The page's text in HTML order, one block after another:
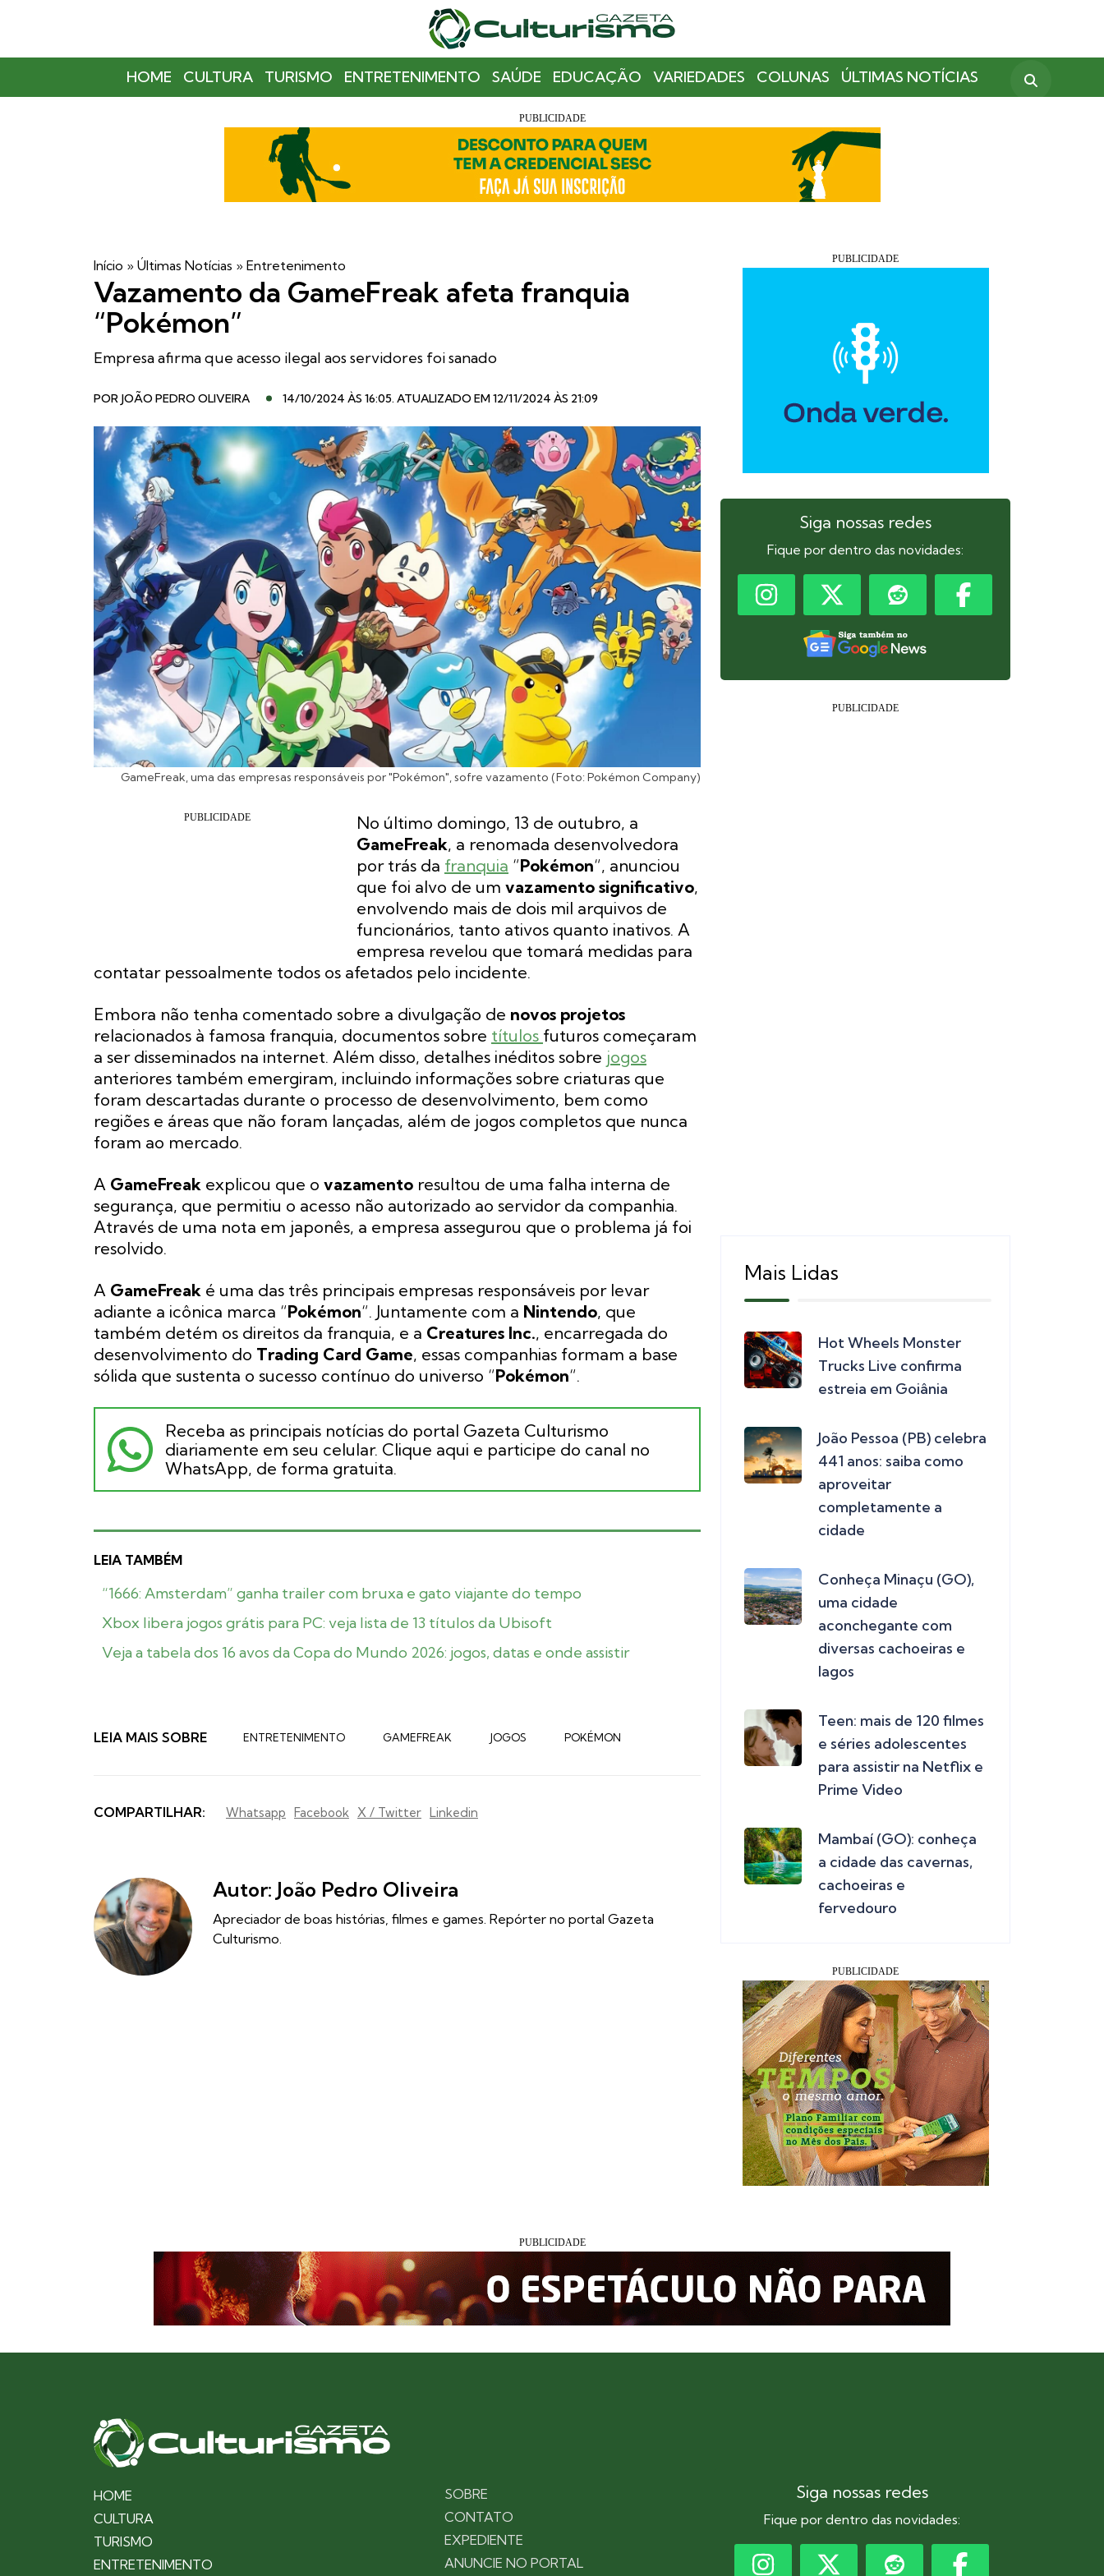
HOME CULTURA TURISMO ENTRETENIMENTO SAÚDE EDUCAÇÃO VARIEDADES COLUNAS ÚLTIMAS NOTÍCIAS
Início » Últimas Notícias » Entretenimento
Vazamento da GameFreak afeta franquia
“Pokémon”
Empresa afirma que acesso ilegal aos servidores foi sanado
POR JOÃO PEDRO OLIVEIRA 14/10/2024 ÀS 16:05. ATUALIZADO EM 12/11/2024 ÀS 21:09
GameFreak, uma das empresas responsáveis por "Pokémon", sofre vazamento (Foto: Pokémon Company)
No último domingo, 13 de outubro, a
GameFreak, a renomada desenvolvedora
por trás da franquia “Pokémon“, anunciou
que foi alvo de um vazamento significativo,
envolvendo mais de dois mil arquivos de
funcionários, tanto ativos quanto inativos. A
empresa revelou que tomará medidas para
contatar pessoalmente todos os afetados pelo incidente.
Embora não tenha comentado sobre a divulgação de novos projetos
relacionados à famosa franquia, documentos sobre títulos futuros começaram
a ser disseminados na internet. Além disso, detalhes inéditos sobre jogos
anteriores também emergiram, incluindo informações sobre criaturas que
foram descartadas durante o processo de desenvolvimento, bem como
regiões e áreas que não foram lançadas, além de jogos completos que nunca
foram ao mercado.
A GameFreak explicou que o vazamento resultou de uma falha interna de
segurança, que permitiu o acesso não autorizado ao servidor da companhia.
Através de uma nota em japonês, a empresa assegurou que o problema já foi
resolvido.
A GameFreak é uma das três principais empresas responsáveis por levar
adiante a icônica marca “Pokémon“. Juntamente com a Nintendo, que
também detém os direitos da franquia, e a Creatures Inc., encarregada do
desenvolvimento do Trading Card Game, essas companhias formam a base
sólida que sustenta o sucesso contínuo do universo “Pokémon“.
Receba as principais notícias do portal Gazeta Culturismo
diariamente em seu celular. Clique aqui e participe do canal no
WhatsApp, de forma gratuita.
LEIA TAMBÉM
“1666: Amsterdam” ganha trailer com bruxa e gato viajante do tempo
Xbox libera jogos grátis para PC: veja lista de 13 títulos da Ubisoft
Veja a tabela dos 16 avos da Copa do Mundo 2026: jogos, datas e onde assistir
LEIA MAIS SOBRE ENTRETENIMENTO GAMEFREAK JOGOS POKÉMON
COMPARTILHAR: Whatsapp Facebook X / Twitter Linkedin
Autor: João Pedro Oliveira
Apreciador de boas histórias, filmes e games. Repórter no portal Gazeta
Culturismo.
Siga nossas redes
Fique por dentro das novidades:
Mais Lidas
Hot Wheels Monster
Trucks Live confirma
estreia em Goiânia
João Pessoa (PB) celebra
441 anos: saiba como
aproveitar
completamente a
cidade
Conheça Minaçu (GO),
uma cidade
aconchegante com
diversas cachoeiras e
lagos
Teen: mais de 120 filmes
e séries adolescentes
para assistir na Netflix e
Prime Video
Mambaí (GO): conheça
a cidade das cavernas,
cachoeiras e
fervedouro
HOME
CULTURA
TURISMO
ENTRETENIMENTO
SOBRE
CONTATO
EXPEDIENTE
ANUNCIE NO PORTAL
Siga nossas redes
Fique por dentro das novidades: